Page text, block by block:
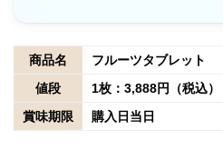
商品名
フルーツタブレット
値段
1枚：3,888円（税込）
賞味期限
購入日当日